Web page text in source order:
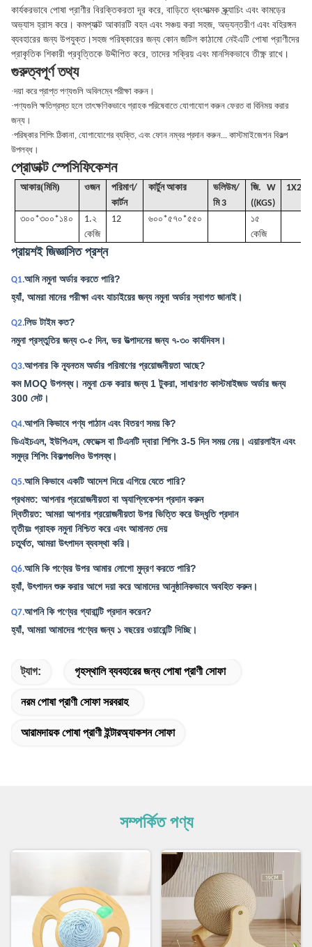
কার্যকরভাবে পোষা প্রাণীর বিরক্তিকরতা দূর করে, বাড়িতে ধ্বংসাত্মক স্ক্র্যাচিং এবং কামড়ের
অভ্যাস হ্রাস করে। কমপ্যাক্ট আকারটি বহন এবং সঞ্চয় করা সহজ, অভ্যন্তরীণ এবং বহিরঙ্গন
ব্যবহারের জন্য উপযুক্ত।সহজ পরিষ্কারের জন্য কোন জটিল কাঠামো নেইএটি পোষা প্রাণীদের
প্রাকৃতিক শিকারী প্রবৃত্তিকে উদ্দীপিত করে, তাদের সক্রিয় এবং মানসিকভাবে তীক্ষ্ণ রাখে।
গুরুত্বপূর্ণ তথ্য
·দয়া করে প্রাপ্ত পণ্যগুলি অবিলম্বে পরীক্ষা করুন।
·পণ্যগুলি ক্ষতিগ্রস্ত হলে তাৎক্ষণিকভাবে গ্রাহক পরিষেবাতে যোগাযোগ করুন ফেরত বা বিনিময় করার
জন্য।
·পরিষ্কার শিপিং ঠিকানা, যোগাযোগের ব্যক্তি, এবং ফোন নম্বর প্রদান করুন... কাস্টমাইজেশন বিকল্প
উপলব্ধ।
প্রোডাক্ট স্পেসিফিকেশন
আকার(মিমি) ওজন
পরিমাণ/
কার্টন
কার্টুন আকার ভলিউম/
মি 3
জি. W
((KGS)
৩০০*৩০০*১৪০
1.২
কেজি
12 ৬০০*৫৭০*৫৫০
১৫
কেজি
প্রায়শই জিজ্ঞাসিত প্রশ্ন
Q1.আমি নমুনা অর্ডার করতে পারি?
হ্যাঁ, আমরা মানের পরীক্ষা এবং যাচাইয়ের জন্য নমুনা অর্ডার স্বাগত জানাই।
Q2.লিড টাইম কত?
নমুনা প্রস্তুতির জন্য ৩-৫ দিন, ভর উত্পাদনের জন্য ৭-৩০ কার্যদিবস।
Q3.আপনার কি ন্যূনতম অর্ডার পরিমাণের প্রয়োজনীয়তা আছে?
কম MOQ উপলব্ধ। নমুনা চেক করার জন্য 1 টুকরা, সাধারণত কাস্টমাইজড অর্ডার জন্য
300 সেট।
Q4.আপনি কিভাবে পণ্য পাঠান এবং বিতরণ সময় কি?
ডিএইচএল, ইউপিএস, ফেডেক্স বা টিএনটি দ্বারা শিপিং 3-5 দিন সময় নেয়। এয়ারলাইন এবং
সমুদ্র শিপিং বিকল্পগুলিও উপলব্ধ।
Q5.আমি কিভাবে একটি আদেশ দিয়ে এগিয়ে যেতে পারি?
প্রথমত: আপনার প্রয়োজনীয়তা বা অ্যাপ্লিকেশন প্রদান করুন
দ্বিতীয়ত: আমরা আপনার প্রয়োজনীয়তা উপর ভিত্তি করে উদ্ধৃতি প্রদান
তৃতীয়ঃ গ্রাহক নমুনা নিশ্চিত করে এবং আমানত দেয়
চতুর্থত, আমরা উৎপাদন ব্যবস্থা করি।
Q6.আমি কি পণ্যের উপর আমার লোগো মুদ্রণ করতে পারি?
হ্যাঁ, উৎপাদন শুরু করার আগে দয়া করে আমাদের আনুষ্ঠানিকভাবে অবহিত করুন।
Q7.আপনি কি পণ্যের গ্যারান্টি প্রদান করেন?
হ্যাঁ, আমরা আমাদের পণ্যের জন্য ১ বছরের ওয়ারেন্টি দিচ্ছি।
ট্যাগ: গৃহস্থালি ব্যবহারের জন্য পোষা প্রাণী সোফা
নরম পোষা প্রাণী সোফা সরবরাহ
আরামদায়ক পোষা প্রাণী ইন্টারঅ্যাকশন সোফা
সম্পর্কিত পণ্য